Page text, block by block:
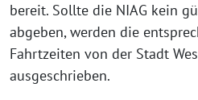
bereit. Sollte die NIAG kein
abgeben, werden die
Fahrtzeiten von der Stadt
ausgeschrieben.